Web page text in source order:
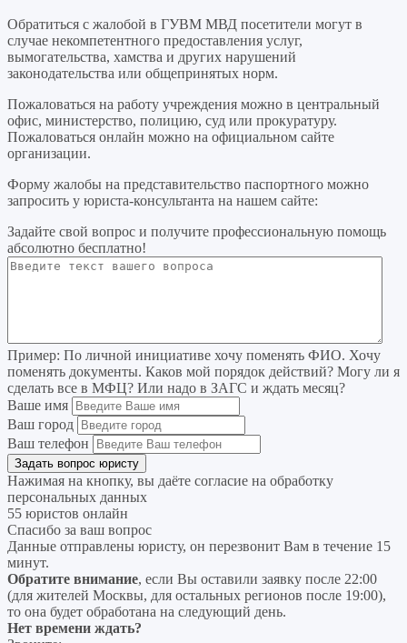
Обратиться с жалобой в ГУВМ МВД посетители могут в
случае некомпетентного предоставления услуг,
вымогательства, хамства и других нарушений
законодательства или общепринятых норм.
Пожаловаться на работу учреждения можно в центральный
офис, министерство, полицию, суд или прокуратуру.
Пожаловаться онлайн можно на официальном сайте
организации.
Форму жалобы на представительство паспортного можно
запросить у юриста-консультанта на нашем сайте:
Задайте свой вопрос и получите профессиональную помощь
абсолютно бесплатно!
Пример: По личной инициативе хочу поменять ФИО. Хочу
поменять документы. Каков мой порядок действий? Могу ли я
сделать все в МФЦ? Или надо в ЗАГС и ждать месяц?
Ваше имя
Ваш город
Ваш телефон
Нажимая на кнопку, вы даёте согласие на обработку
персональных данных
55 юристов онлайн
Спасибо за ваш вопрос
Данные отправлены юристу, он перезвонит Вам в течение 15
минут.
Обратите внимание, если Вы оставили заявку после 22:00
(для жителей Москвы, для остальных регионов после 19:00),
то она будет обработана на следующий день.
Нет времени ждать?